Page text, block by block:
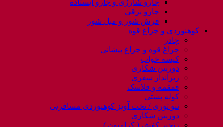
جارو شارژی و جارو ایستاده
جارو برقی
فرش شور و مبل شور
کوهنوردی و چراغ قوه
چادر
چراغ قوه و چراغ پیشانی
کیسه خواب
دوربین شکاری
زیرانداز سفری
قمقمه و فلاسک
کوله پشتی
ننو توری / تخت آویز کوهنوردی مسافرتی
دوربین شکاری
زنجیر کفش ( کرامپون )